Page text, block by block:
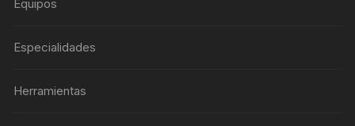
Equipos
Especialidades
Herramientas